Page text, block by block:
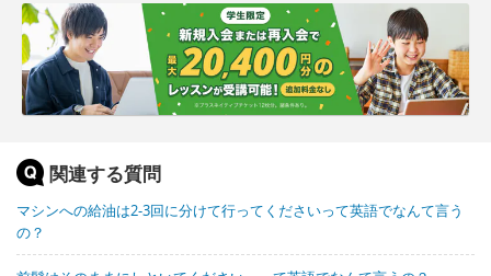
関連する質問
マシンへの給油は2-3回に分けて行ってくださいって英語でなんて言う
の？